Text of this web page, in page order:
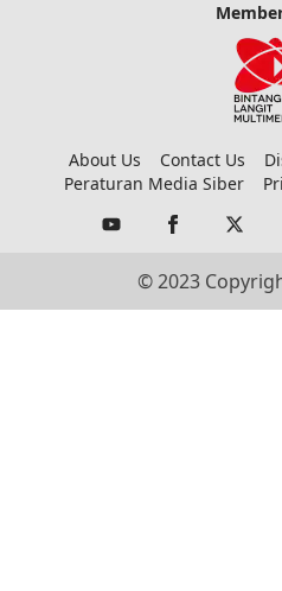
About Us Contact Us
Peraturan Media Siber
© 2023